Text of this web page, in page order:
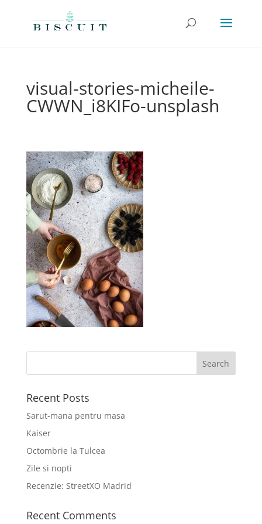
visual-stories-micheile-
CWWN_i8KIFo-unsplash
Recent Posts
Sarut-mana pentru masa
Kaiser
Octombrie la Tulcea
Zile si nopti
Recenzie: StreetXO Madrid
Recent Comments